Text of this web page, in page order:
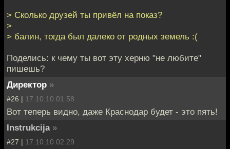
> Сколько друзей ты привёл на показ?
>
> балин, тогда был далеко от родных земель :(
Поделись: к чему ты вот эту херню "не любите"
пишешь?
Директор »
#26 | 17.10.10 01:58
Вот теперь видно, даже Краснодар будет - это пять!
Instrukcija »
#27 | 17.10.10 02:29